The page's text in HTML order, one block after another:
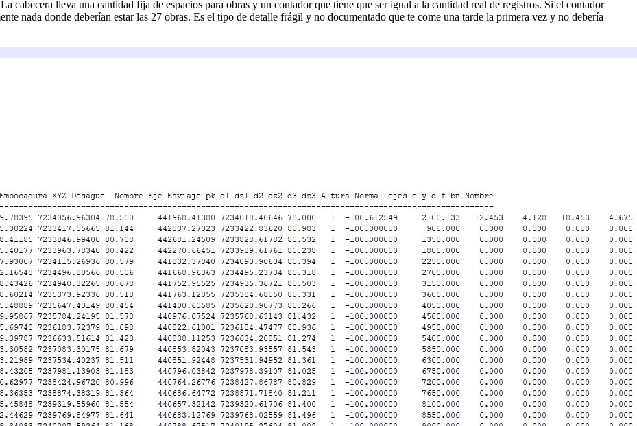
cabecera lleva una cantidad fija de espacios para obras y un contador que tiene que ser igual a la cantidad real de registros. Si el contador
nada donde deberían estar las 27 obras. Es el tipo de detalle frágil y no documentado que te come una tarde la primera vez y no debería